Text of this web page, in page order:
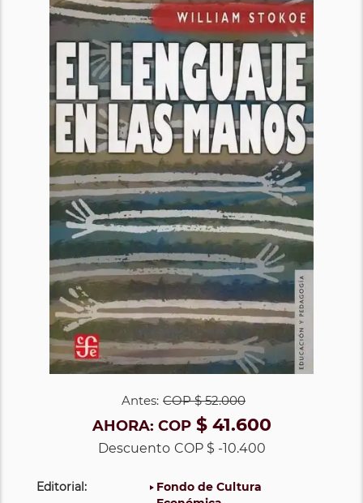
Antes: COP$ 52.000
AHORA: COP$ 41.600
Descuento COP $ -10.400
Editorial:
Fondo de Cultura